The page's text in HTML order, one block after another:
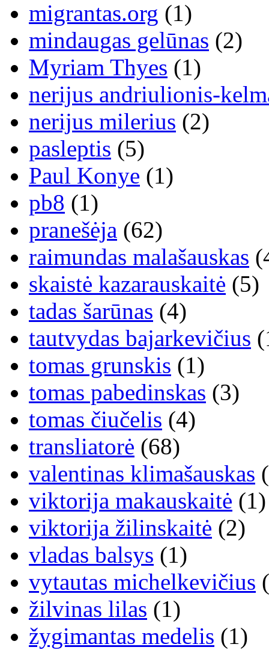
migrantas.org (1)
mindaugas gelūnas (2)
Myriam Thyes (1)
nerijus andriulionis-
nerijus milerius (2)
pasleptis (5)
Paul Konye (1)
pb8 (1)
pranešėja (62)
raimundas malašauskas
skaistė kazarauskaitė (5)
tadas šarūnas (4)
tautvydas bajarkevičius
tomas grunskis (1)
tomas pabedinskas (3)
tomas čiučelis (4)
transliatorė (68)
valentinas klimašauskas
viktorija makauskaitė (1)
viktorija žilinskaitė (2)
vladas balsys (1)
vytautas michelkevičius
žilvinas lilas (1)
žygimantas medelis (1)